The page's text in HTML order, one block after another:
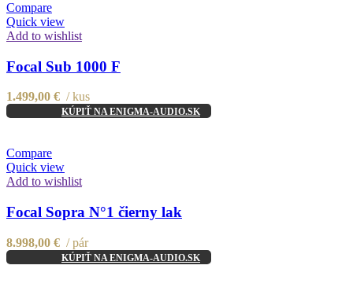
Compare
Quick view
Add to wishlist
Focal Sub 1000 F
1.499,00 € kus
KÚPIŤ NA ENIGMA-AUDIO.SK
Compare
Quick view
Add to wishlist
Focal Sopra N°1 čierny lak
8.998,00 € pár
KÚPIŤ NA ENIGMA-AUDIO.SK